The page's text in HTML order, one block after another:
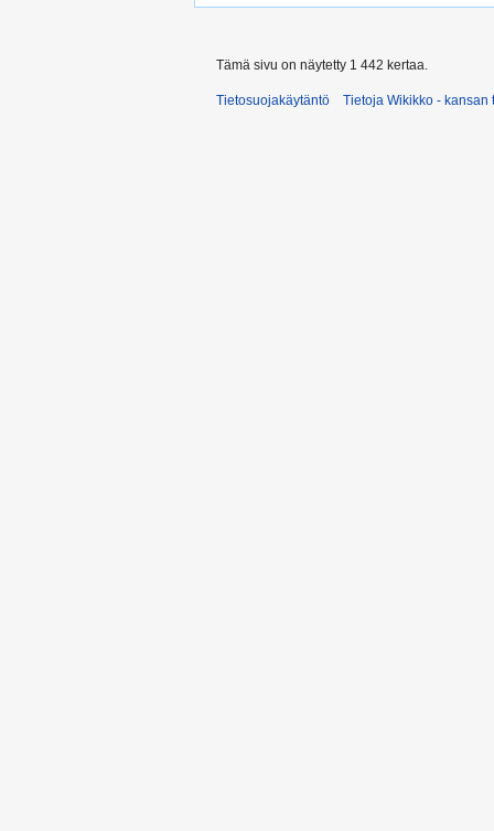
Tämä sivu on näytetty 1 442 kertaa.
Tietosuojakäytäntö Tietoja Wikikko - kansan